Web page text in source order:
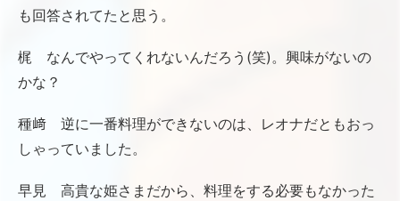
も回答されてたと思う。
梶 なんでやってくれないんだろう(笑)。興味がないの
かな？
種﨑 逆に一番料理ができないのは、レオナだともおっ
しゃっていました。
早見 高貴な姫さまだから、料理をする必要もなかった